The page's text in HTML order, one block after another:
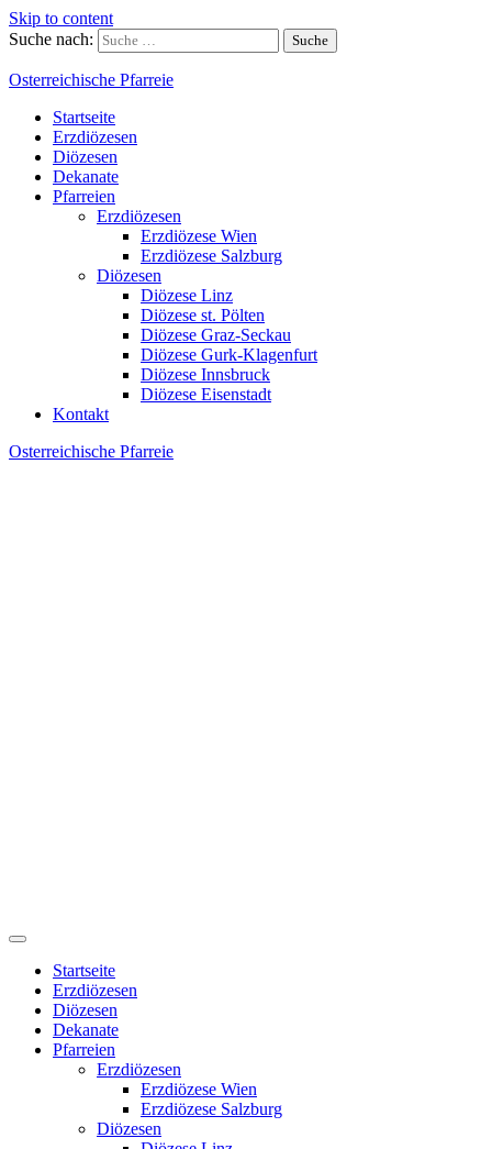
Skip to content
Suche nach:
Osterreichische Pfarreie
Startseite
Erzdiözesen
Diözesen
Dekanate
Pfarreien
Erzdiözesen
Erzdiözese Wien
Erzdiözese Salzburg
Diözesen
Diözese Linz
Diözese st. Pölten
Diözese Graz-Seckau
Diözese Gurk-Klagenfurt
Diözese Innsbruck
Diözese Eisenstadt
Kontakt
Osterreichische Pfarreie
Startseite
Erzdiözesen
Diözesen
Dekanate
Pfarreien
Erzdiözesen
Erzdiözese Wien
Erzdiözese Salzburg
Diözesen